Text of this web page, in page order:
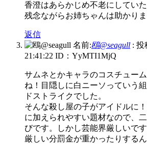
香澄はあらかじめ不老にしてい
残念ながらお姉ちゃんは助かりま
返信
名前:鴎@seagull : 投
21:41:22 ID：YyMTI1MjQ
サムネとかキャラのコスチュー
ね！目隠しに白ニーソっていう
ドストライクでした。
そんな殺し屋の子がアイドルに
に加えられやすい題材なので、
びです。しかし芸能界厳しいです
厳しい分罰金が重かったりする